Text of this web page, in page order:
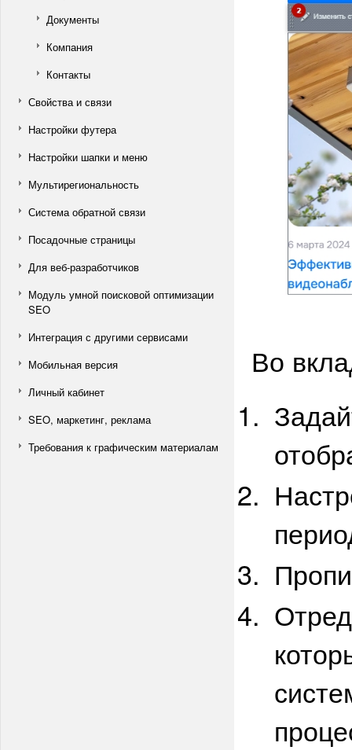
Документы
Компания
Контакты
Свойства и связи
Настройки футера
Настройки шапки и меню
Мультирегиональность
Система обратной связи
Посадочные страницы
Для веб-разработчиков
Модуль умной поисковой оптимизации
SEO
Интеграция с другими сервисами
Мобильная версия
Личный кабинет
SEO, маркетинг, реклама
Требования к графическим материалам
Во